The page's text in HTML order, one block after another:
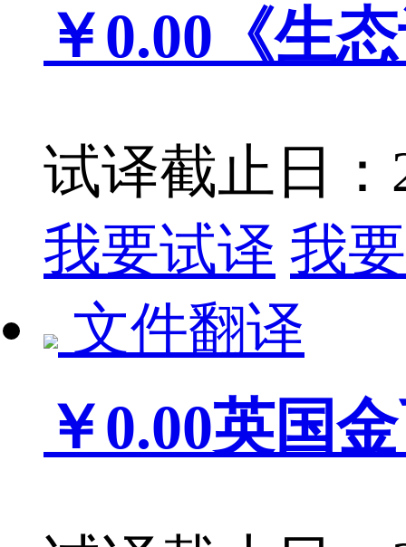
￥0.00 《生
试译截止日：
我要试译 我
文件翻译
￥0.00英国